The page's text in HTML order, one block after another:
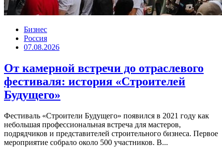
Бизнес
Россия
07.08.2026
От камерной встречи до отраслевого
фестиваля: история «Строителей
Будущего»
Фестиваль «Строители Будущего» появился в 2021 году как
небольшая профессиональная встреча для мастеров,
подрядчиков и представителей строительного бизнеса. Первое
мероприятие собрало около 500 участников. В...